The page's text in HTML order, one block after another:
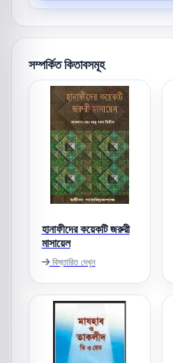
সম্পর্কিত কিতাবসমূহ
হানাফীদের কয়েকটি জরুরী
মাসায়েল
বিস্তারিত দেখুন